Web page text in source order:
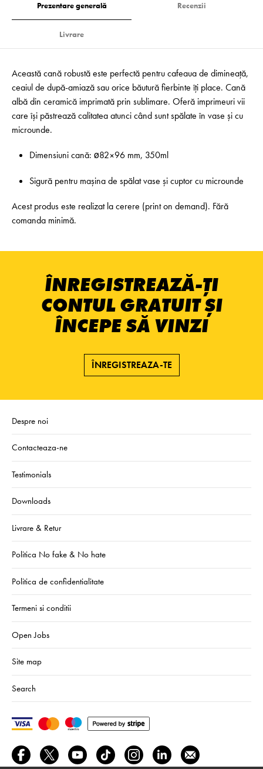
Prezentare generală Recenzii
Livrare
Această cană robustă este perfectă pentru cafeaua de dimineață,
ceaiul de după-amiază sau orice băutură fierbinte îți place. Cană
albă din ceramică imprimată prin sublimare. Oferă imprimeuri vii
care își păstrează calitatea atunci când sunt spălate în vase și cu
microunde.
Dimensiuni cană: ø82×96 mm, 350ml
Sigură pentru mașina de spălat vase și cuptor cu microunde
Acest produs este realizat la cerere (print on demand). Fără
comanda minimă.
ÎNREGISTREAZĂ-ȚI
CONTUL GRATUIT ȘI
ÎNCEPE SĂ VINZI
ÎNREGISTREAZA-TE
Despre noi
Contacteaza-ne
Testimonials
Downloads
Livrare & Retur
Politica No fake & No hate
Politica de confidentialitate
Termeni si conditii
Open Jobs
Site map
Search